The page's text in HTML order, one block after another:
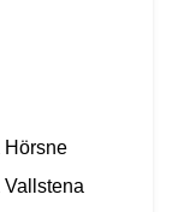
Hörsne
Vallstena